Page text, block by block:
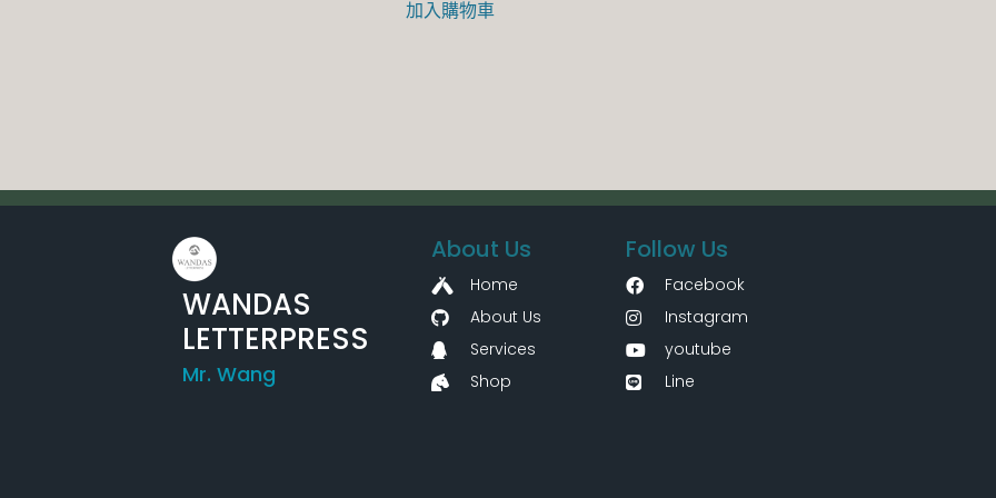
加入購物車
WANDAS
LETTERPRESS
Mr. Wang
About Us
Home
About Us
Services
Shop
Follow Us
Facebook
Instagram
youtube
Line